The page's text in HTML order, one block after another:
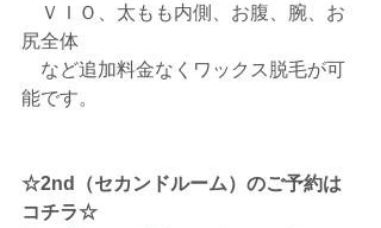
ＶＩＯ、太もも内側、お腹、腕、お
尻全体
など追加料金なくワックス脱毛が可
能です。
☆2nd（セカンドルーム）のご予約は
コチラ☆